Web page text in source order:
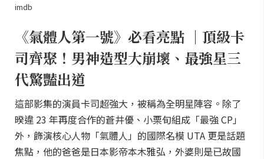
imdb
《氣體人第一號》必看亮點 ｜頂級卡
司齊聚！男神造型大崩壞、最強星三
代驚豔出道
這部影集的演員卡司超強大，被稱為全明星陣容。除了
暌違 23 年再度合作的蒼井優、小栗旬組成「最強 CP」
外，飾演核心人物「氣體人」的國際名模 UTA 更是話題
焦點，他的爸爸是日本影帝本木雅弘，外婆則是已故國